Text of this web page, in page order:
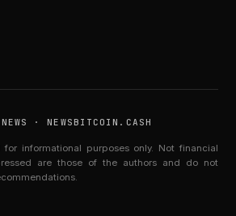
· NEWSBITCOIN.CASH
informational purposes only. Not financial
are those of the authors and do not